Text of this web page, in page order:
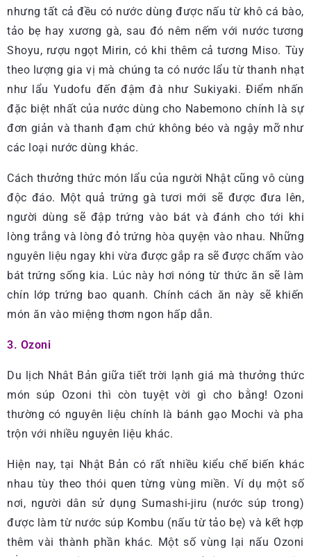
nhưng tất cả đều có nước dùng được nấu từ khô cá bào,
tảo bẹ hay xương gà, sau đó nêm nếm với nước tương
Shoyu, rượu ngọt Mirin, có khi thêm cả tương Miso. Tùy
theo lượng gia vị mà chúng ta có nước lẩu từ thanh nhạt
như lẩu Yudofu đến đậm đà như Sukiyaki. Điểm nhấn
đặc biệt nhất của nước dùng cho Nabemono chính là sự
đơn giản và thanh đạm chứ không béo và ngậy mỡ như
các loại nước dùng khác.
Cách thưởng thức món lẩu của người Nhật cũng vô cùng
độc đáo. Một quả trứng gà tươi mới sẽ được đưa lên,
người dùng sẽ đập trứng vào bát và đánh cho tới khi
lòng trắng và lòng đỏ trứng hòa quyện vào nhau. Những
nguyên liệu ngay khi vừa được gắp ra sẽ được chấm vào
bát trứng sống kia. Lúc này hơi nóng từ thức ăn sẽ làm
chín lớp trứng bao quanh. Chính cách ăn này sẽ khiến
món ăn vào miệng thơm ngon hấp dẫn.
3. Ozoni
Du lịch Nhât Bản giữa tiết trời lạnh giá mà thưởng thức
món súp Ozoni thì còn tuyệt vời gì cho bằng! Ozoni
thường có nguyên liệu chính là bánh gạo Mochi và pha
trộn với nhiều nguyên liệu khác.
Hiện nay, tại Nhật Bản có rất nhiều kiểu chế biến khác
nhau tùy theo thói quen từng vùng miền. Ví dụ một số
nơi, người dân sử dụng Sumashi-jiru (nước súp trong)
được làm từ nước súp Kombu (nấu từ tảo bẹ) và kết hợp
thêm vài thành phần khác. Một số vùng lại nấu Ozoni